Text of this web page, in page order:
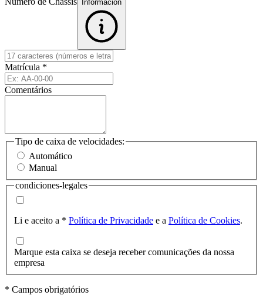
Informacion
Matrícula *
Comentários
Tipo de caixa de velocidades:
Automático
Manual
condiciones-legales
Li e aceito a * Política de Privacidade e a Política de Cookies.
Marque esta caixa se deseja receber comunicações da nossa
empresa
* Campos obrigatórios